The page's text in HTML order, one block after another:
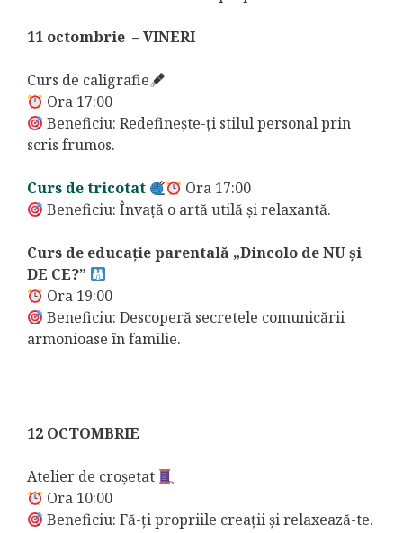
11 octombrie – VINERI
Curs de caligrafie
Ora 17:00
Beneficiu: Redefinește-ți stilul personal prin
scris frumos.
Curs de tricotat
Ora 17:00
Beneficiu: Învață o artă utilă și relaxantă.
Curs de educație parentală „Dincolo de NU și
DE CE?”
Ora 19:00
Beneficiu: Descoperă secretele comunicării
armonioase în familie.
12 OCTOMBRIE
Atelier de croșetat
Ora 10:00
Beneficiu: Fă-ți propriile creații și relaxează-te.